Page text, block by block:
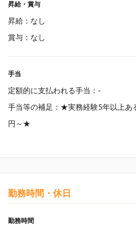
昇給・賞与
昇給：なし
賞与：なし
手当
定額的に支払われる手当：-
手当等の補足：★実務経験5年以上あ
円～★
勤務時間・休日
勤務時間